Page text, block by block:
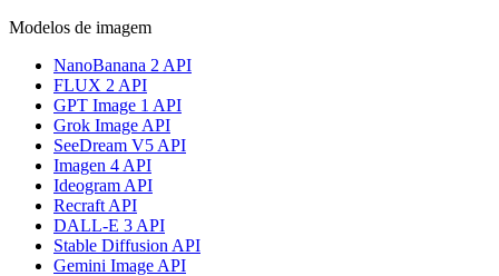
Modelos de imagem
NanoBanana 2 API
FLUX 2 API
GPT Image 1 API
Grok Image API
SeeDream V5 API
Imagen 4 API
Ideogram API
Recraft API
DALL-E 3 API
Stable Diffusion API
Gemini Image API